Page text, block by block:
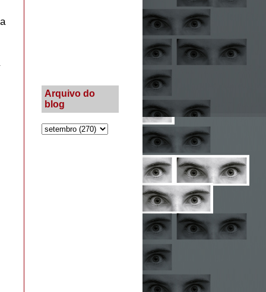
Arquivo do
blog